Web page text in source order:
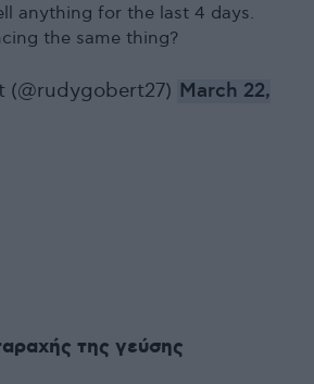
anything for the last 4 days.
the same thing?
(@rudygobert27) March 22,
της γεύσης